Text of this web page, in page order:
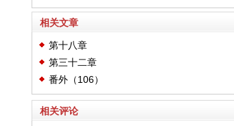
相关文章
第十八章
第三十二章
番外（106）
相关评论